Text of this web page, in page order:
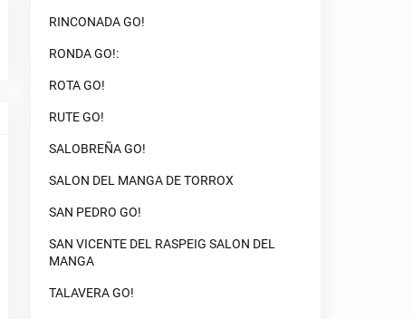
RINCONADA GO!
RONDA GO!:
ROTA GO!
RUTE GO!
SALOBREÑA GO!
SALON DEL MANGA DE TORROX
SAN PEDRO GO!
SAN VICENTE DEL RASPEIG SALON DEL
MANGA
TALAVERA GO!